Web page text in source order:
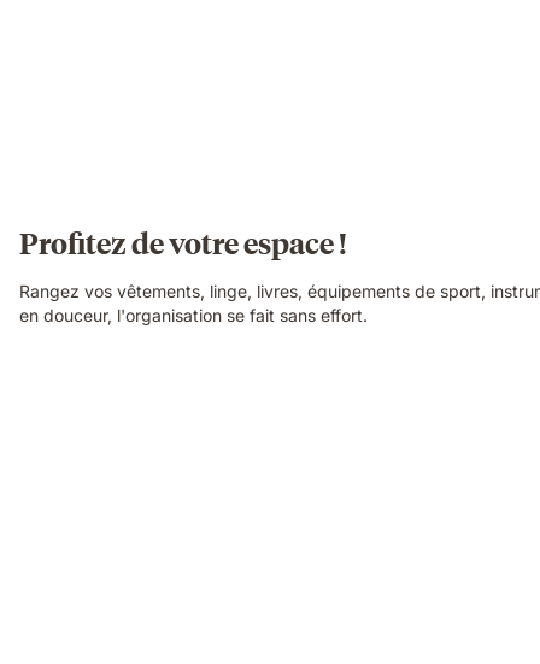
Profitez de votre espace !
Rangez vos vêtements, linge, livres, équipements de sport,
en douceur, l'organisation se fait sans effort.